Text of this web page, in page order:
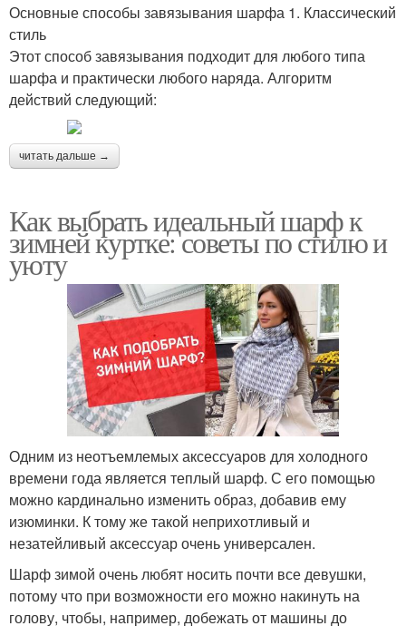
Основные способы завязывания шарфа 1. Классический
стиль
Этот способ завязывания подходит для любого типа
шарфа и практически любого наряда. Алгоритм
действий следующий:
читать дальше →
Как выбрать идеальный шарф к
зимней куртке: советы по стилю и
уюту
Одним из неотъемлемых аксессуаров для холодного
времени года является теплый шарф. С его помощью
можно кардинально изменить образ, добавив ему
изюминки. К тому же такой неприхотливый и
незатейливый аксессуар очень универсален.
Шарф зимой очень любят носить почти все девушки,
потому что при возможности его можно накинуть на
голову, чтобы, например, добежать от машины до